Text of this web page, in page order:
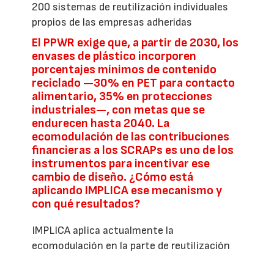
200 sistemas de reutilización individuales
propios de las empresas adheridas
El PPWR exige que, a partir de 2030, los
envases de plástico incorporen
porcentajes mínimos de contenido
reciclado —30% en PET para contacto
alimentario, 35% en protecciones
industriales—, con metas que se
endurecen hasta 2040. La
ecomodulación de las contribuciones
financieras a los SCRAPs es uno de los
instrumentos para incentivar ese
cambio de diseño. ¿Cómo está
aplicando IMPLICA ese mecanismo y
con qué resultados?
IMPLICA aplica actualmente la
ecomodulación en la parte de reutilización